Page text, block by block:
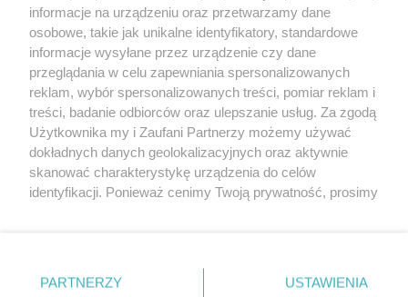
Zapamiętać?
Zaloguj
Zapomniałem hasła
Copyright © 2022 Kurier Szczeciński sp. z o.o.
informacje na urządzeniu oraz przetwarzamy dane
osobowe, takie jak unikalne identyfikatory, standardowe
informacje wysyłane przez urządzenie czy dane
przeglądania w celu zapewniania spersonalizowanych
reklam, wybór spersonalizowanych treści, pomiar reklam i
treści, badanie odbiorców oraz ulepszanie usług. Za zgodą
Użytkownika my i Zaufani Partnerzy możemy używać
dokładnych danych geolokalizacyjnych oraz aktywnie
skanować charakterystykę urządzenia do celów
identyfikacji. Ponieważ cenimy Twoją prywatność, prosimy
prywatności znajdujący się w lewym dolnym rogu strony
. Niektóre rodzaje przetwarzania danych nie wymagają
PARTNERZY USTAWIENIA